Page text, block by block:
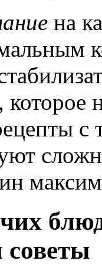
на
с
советы